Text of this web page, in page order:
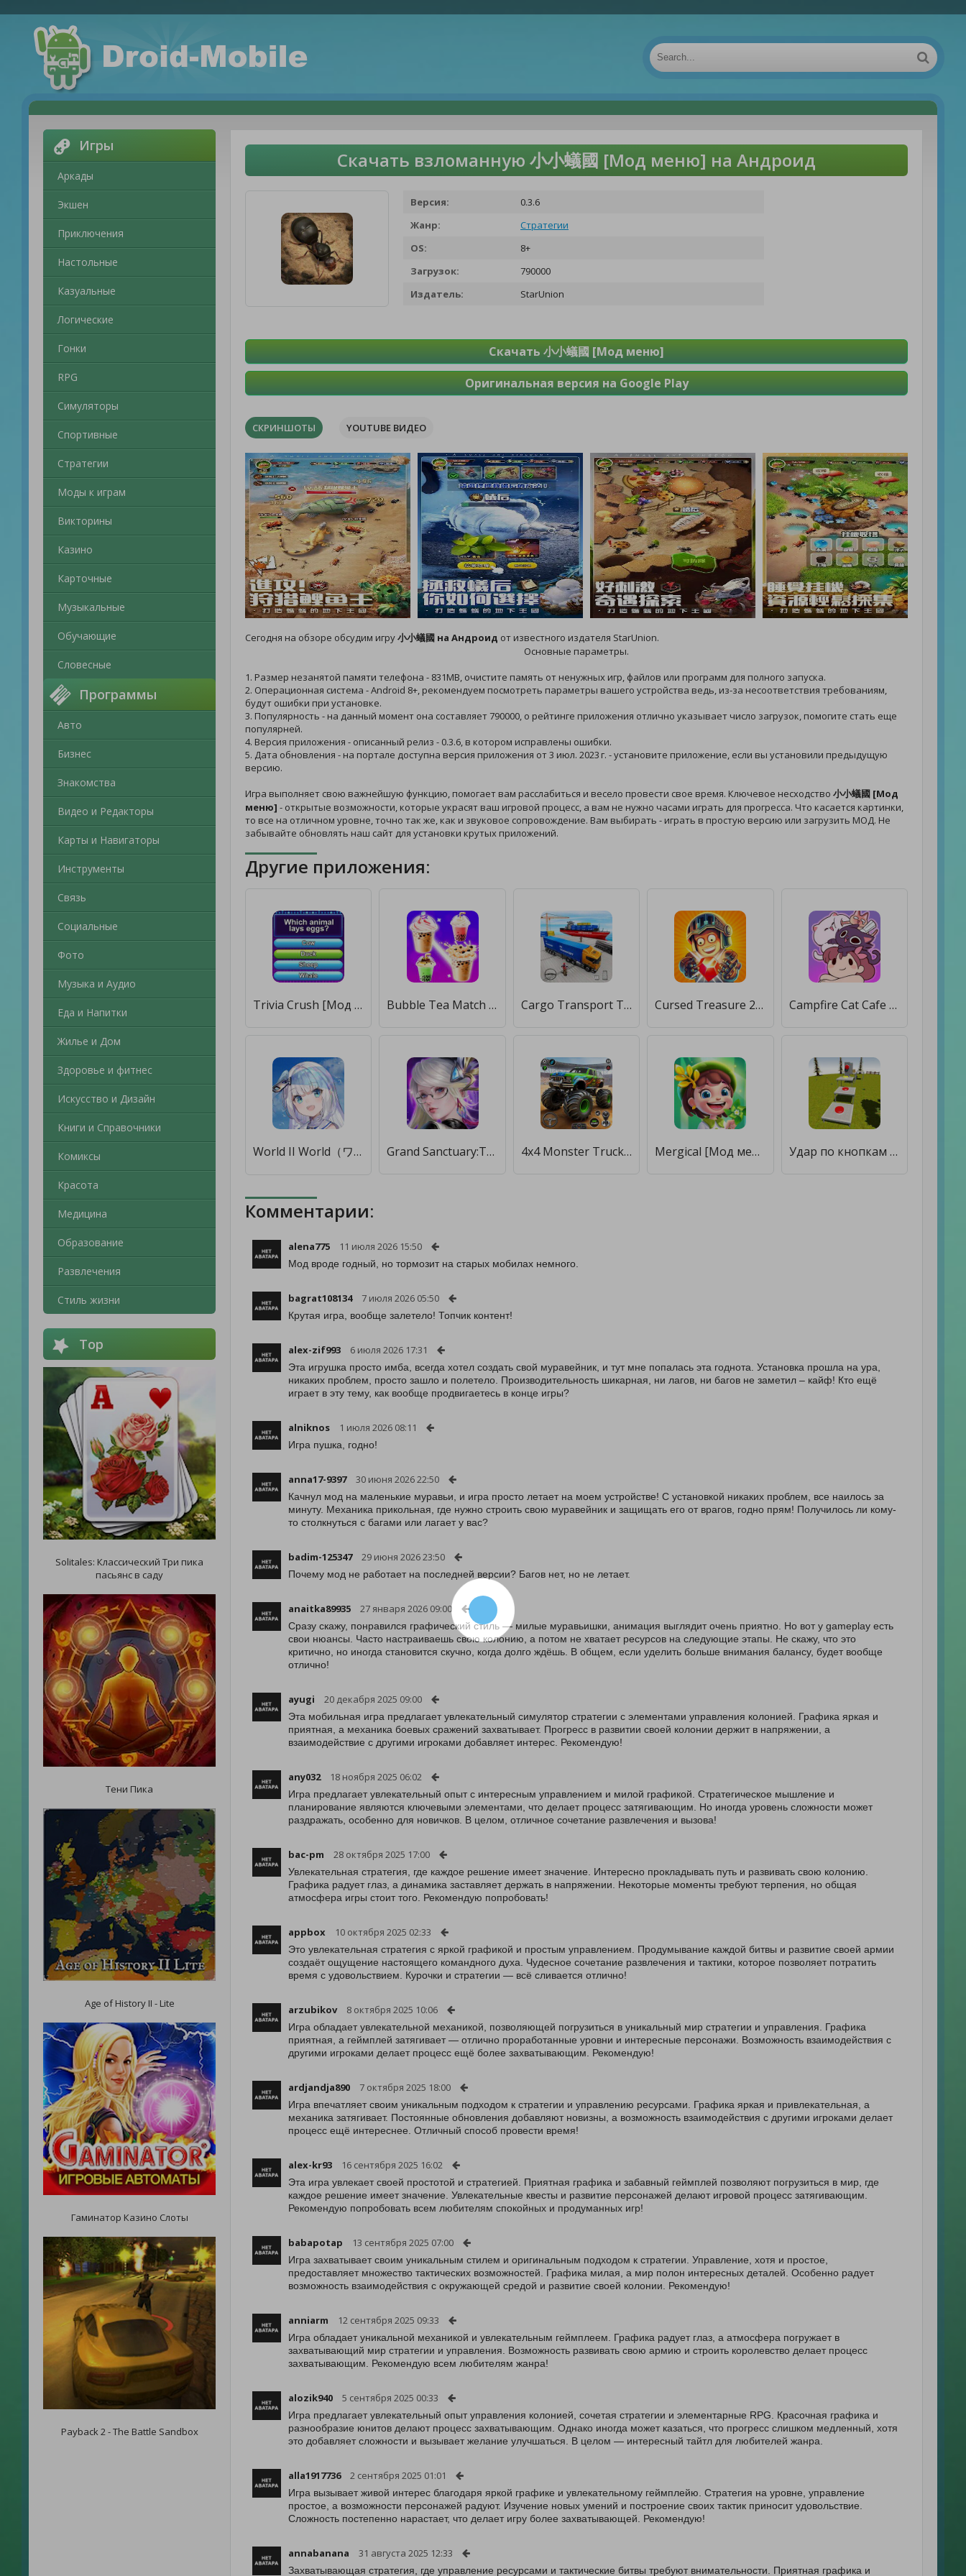
Игры
Аркады
Экшен
Приключения
Настольные
Казуальные
Логические
Гонки
RPG
Симуляторы
Спортивные
Стратегии
Моды к играм
Викторины
Казино
Карточные
Музыкальные
Обучающие
Словесные
Программы
Авто
Бизнес
Знакомства
Видео и Редакторы
Карты и Навигаторы
Инструменты
Связь
Социальные
Фото
Музыка и Аудио
Еда и Напитки
Жилье и Дом
Здоровье и фитнес
Искусство и Дизайн
Книги и Справочники
Комиксы
Красота
Медицина
Образование
Развлечения
Стиль жизни
Top
Solitales: Классический Три пика
пасьянс в саду
Тени Пика
Age of History II - Lite
Гаминатор Казино Слоты
Payback 2 - The Battle Sandbox
Скачать взломанную 小小蟻國 [Мод меню] на Андроид
Версия:
0.3.6
Жанр:
Стратегии
OS:
8+
Загрузок:
790000
Издатель:
StarUnion
Скачать 小小蟻國 [Мод меню]
Оригинальная версия на Google Play
СКРИНШОТЫ YOUTUBE ВИДЕО
Сегодня на обзоре обсудим игру小小蟻國 на Андроид от известного издателя StarUnion.
Основные параметры.
1. Размер незанятой памяти телефона - 831MB, очистите память от ненужных игр, файлов или программ для полного запуска.
2. Операционная система - Android 8+, рекомендуем посмотреть параметры вашего устройства ведь, из-за несоответствия требованиям,
будут ошибки при установке.
3. Популярность - на данный момент она составляет 790000, о рейтинге приложения отлично указывает число загрузок, помогите стать еще
популярней.
4. Версия приложения - описанный релиз - 0.3.6, в котором исправлены ошибки.
5. Дата обновления - на портале доступна версия приложения от 3 июл. 2023 г. - установите приложение, если вы установили предыдущую
версию.
Игра выполняет свою важнейшую функцию, помогает вам расслабиться и весело провести свое время. Ключевое несходство 小小蟻國 [Мод
меню] - открытые возможности, которые украсят ваш игровой процесс, а вам не нужно часами играть для прогресса. Что касается картинки,
то все на отличном уровне, точно так же, как и звуковое сопровождение. Вам выбирать - играть в простую версию или загрузить МОД. Не
забывайте обновлять наш сайт для установки крутых приложений.
Другие приложения:
Trivia Crush [Мод меню] Bubble Tea Match Puzzle [Мод меню] Cargo Transport Truck Driving [Мод меню] Cursed Treasure 2 [Мод меню] Campfire Cat Cafe [Мод меню]
World II World（ワールド・ツー・ワールド） [Мод меню] Grand Sanctuary:Troth of Angel [Мод меню] 4x4 Monster Truck Racing Games [Мод меню] Mergical [Мод меню] Удар по кнопкам 3D [Мод меню]
Комментарии:
alena775 11 июля 2026 15:50
Мод вроде годный, но тормозит на старых мобилах немного.
bagrat108134 7 июля 2026 05:50
Крутая игра, вообще залетело! Топчик контент!
alex-zif993 6 июля 2026 17:31
Эта игрушка просто имба, всегда хотел создать свой муравейник, и тут мне попалась эта годнота. Установка прошла на ура,
никаких проблем, просто зашло и полетело. Производительность шикарная, ни лагов, ни багов не заметил – кайф! Кто ещё
играет в эту тему, как вообще продвигаетесь в конце игры?
alniknos 1 июля 2026 08:11
Игра пушка, годно!
anna17-9397 30 июня 2026 22:50
Качнул мод на маленькие муравьи, и игра просто летает на моем устройстве! С установкой никаких проблем, все наилось за
минуту. Механика прикольная, где нужно строить свою муравейник и защищать его от врагов, годно прям! Получилось ли кому-
то столкнуться с багами или лагает у вас?
badim-125347 29 июня 2026 23:50
Почему мод не работает на последней версии? Багов нет, но не летает.
anaitka89935 27 января 2026 09:00
Сразу скажу, понравился графический стиль — милые муравьишки, анимация выглядит очень приятно. Но вот у gameplay есть
свои нюансы. Часто настраиваешь свою колонию, а потом не хватает ресурсов на следующие этапы. Не скажу, что это
критично, но иногда становится скучно, когда долго ждёшь. В общем, если уделить больше внимания балансу, будет вообще
отлично!
ayugi 20 декабря 2025 09:00
Эта мобильная игра предлагает увлекательный симулятор стратегии с элементами управления колонией. Графика яркая и
приятная, а механика боевых сражений захватывает. Прогресс в развитии своей колонии держит в напряжении, а
взаимодействие с другими игроками добавляет интерес. Рекомендую!
any032 18 ноября 2025 06:02
Игра предлагает увлекательный опыт с интересным управлением и милой графикой. Стратегическое мышление и
планирование являются ключевыми элементами, что делает процесс затягивающим. Но иногда уровень сложности может
раздражать, особенно для новичков. В целом, отличное сочетание развлечения и вызова!
bac-pm 28 октября 2025 17:00
Увлекательная стратегия, где каждое решение имеет значение. Интересно прокладывать путь и развивать свою колонию.
Графика радует глаз, а динамика заставляет держать в напряжении. Некоторые моменты требуют терпения, но общая
атмосфера игры стоит того. Рекомендую попробовать!
appbox 10 октября 2025 02:33
Это увлекательная стратегия с яркой графикой и простым управлением. Продумывание каждой битвы и развитие своей армии
создаёт ощущение настоящего командного духа. Чудесное сочетание развлечения и тактики, которое позволяет потратить
время с удовольствием. Курочки и стратегии — всё сливается отлично!
arzubikov 8 октября 2025 10:06
Игра обладает увлекательной механикой, позволяющей погрузиться в уникальный мир стратегии и управления. Графика
приятная, а геймплей затягивает — отлично проработанные уровни и интересные персонажи. Возможность взаимодействия с
другими игроками делает процесс ещё более захватывающим. Рекомендую!
ardjandja890 7 октября 2025 18:00
Игра впечатляет своим уникальным подходом к стратегии и управлению ресурсами. Графика яркая и привлекательная, а
механика затягивает. Постоянные обновления добавляют новизны, а возможность взаимодействия с другими игроками делает
процесс ещё интереснее. Отличный способ провести время!
alex-kr93 16 сентября 2025 16:02
Эта игра увлекает своей простотой и стратегией. Приятная графика и забавный геймплей позволяют погрузиться в мир, где
каждое решение имеет значение. Увлекательные квесты и развитие персонажей делают игровой процесс затягивающим.
Рекомендую попробовать всем любителям спокойных и продуманных игр!
babapotap 13 сентября 2025 07:00
Игра захватывает своим уникальным стилем и оригинальным подходом к стратегии. Управление, хотя и простое,
предоставляет множество тактических возможностей. Графика милая, а мир полон интересных деталей. Особенно радует
возможность взаимодействия с окружающей средой и развитие своей колонии. Рекомендую!
anniarm 12 сентября 2025 09:33
Игра обладает уникальной механикой и увлекательным геймплеем. Графика радует глаз, а атмосфера погружает в
захватывающий мир стратегии и управления. Возможность развивать свою армию и строить королевство делает процесс
захватывающим. Рекомендую всем любителям жанра!
alozik940 5 сентября 2025 00:33
Игра предлагает увлекательный опыт управления колонией, сочетая стратегии и элементарные RPG. Красочная графика и
разнообразие юнитов делают процесс захватывающим. Однако иногда может казаться, что прогресс слишком медленный, хотя
это добавляет сложности и вызывает желание улучшаться. В целом — интересный тайтл для любителей жанра.
alla1917736 2 сентября 2025 01:01
Игра вызывает живой интерес благодаря яркой графике и увлекательному геймплейю. Стратегия на уровне, управление
простое, а возможности персонажей радуют. Изучение новых умений и построение своих тактик приносит удовольствие.
Сложность постепенно нарастает, что делает игру более захватывающей. Рекомендую!
annabanana 31 августа 2025 12:33
Захватывающая стратегия, где управление ресурсами и тактические битвы требуют внимательности. Приятная графика и